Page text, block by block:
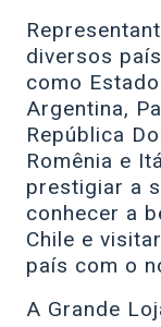
diversos
como
Argentina,
República
Romênia e
prestigiar a
conhecer a
Chile e
país com o
A Grande